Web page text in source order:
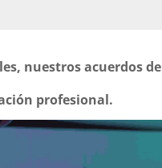
nuestros acuerdos de
profesional.